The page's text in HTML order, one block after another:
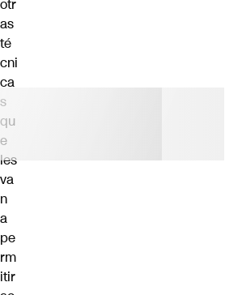
otr
as
té
cni
ca
s
qu
e
les
va
n
a
pe
rm
itir